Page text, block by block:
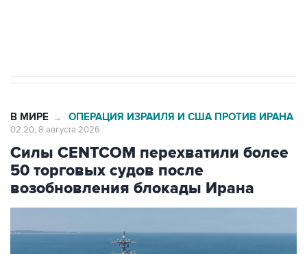
В МИРЕ → ОПЕРАЦИЯ ИЗРАИЛЯ И США ПРОТИВ ИРАНА
02:20, 8 августа 2026
Силы CENTCOM перехватили более
50 торговых судов после
возобновления блокады Ирана